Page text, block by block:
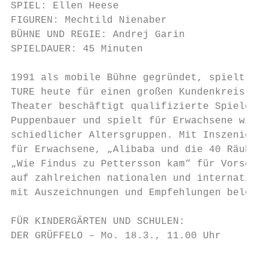
SPIEL: Ellen Heese
FIGUREN: Mechtild Nienaber
BÜHNE UND REGIE: Andrej Garin
SPIELDAUER: 45 Minuten
1991 als mobile Bühne gegründet, spielt das
TURE heute für einen großen Kundenkreis in
Theater beschäftigt qualifizierte Spieler,
Puppenbauer und spielt für Erwachsene
schiedlicher Altersgruppen. Mit
für Erwachsene, „Alibaba und die 40
„Wie Findus zu Pettersson kam“ für
auf zahlreichen nationalen und
mit Auszeichnungen und Empfehlungen
FÜR KINDERGÄRTEN UND SCHULEN:
DER GRÜFFELO – Mo. 18.3., 11.00 Uhr